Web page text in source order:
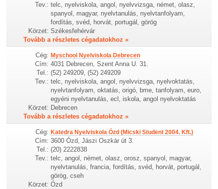
Tev.: telc, nyelviskola, angol, nyelvvizsga, német, olasz,
spanyol, magyar, nyelvtanulás, nyelvtanfolyam,
fordítás, svéd, horvát, portugál, görög
Körzet: Székesfehérvár
Tovább a részletes cégadatokhoz »
Cég: Myschool Nyelviskola Debrecen
Cím: 4031 Debrecen, Szent Anna U. 31.
Tel.: (52) 249209, (52) 249209
Tev.: telc, nyelviskola, angol, nyelvvizsga, nyelvoktatás,
nyelvtanfolyam, oktatás, origó, bme, tanfolyam, euro,
egyéni nyelvtanulás, ecl, iskola, angol nyelvoktatás
Körzet: Debrecen
Tovább a részletes cégadatokhoz »
Cég: Katedra Nyelviskola Ózd (Micski Student 2004. Kft.)
Cím: 3600 Ózd, Jászi Oszkár út 3.
Tel.: (20) 2222838
Tev.: telc, angol, német, olasz, orosz, spanyol, magyar,
nyelvtanulás, francia, fordítás, svéd, horvát, portugál,
görög, cseh
Körzet: Ózd